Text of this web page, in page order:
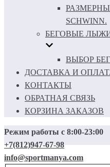
SCHWINN.
БЕГОВЫЕ
ВЫБОР
ДОСТАВКА И
КОНТАКТЫ
ОБРАТНАЯ СВЯЗЬ
КОРЗИНА ЗАКАЗОВ
Режим работы с 8:00-23:00
+7(812)947-67-98
info@sportmanya.com